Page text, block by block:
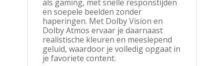
als gaming, met snelle responstijden
en soepele beelden zonder
haperingen. Met Dolby Vision en
Dolby Atmos ervaar je daarnaast
realistische kleuren en meeslepend
geluid, waardoor je volledig opgaat in
je favoriete content.